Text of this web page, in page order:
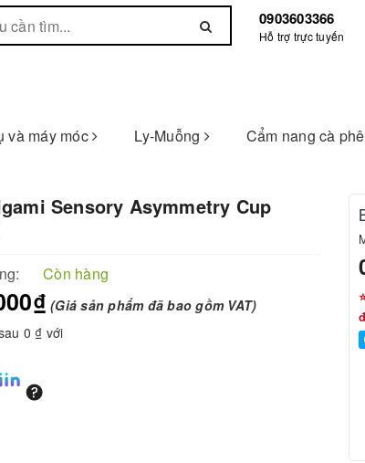
0903603366
Hỗ trợ trực tuyến
và máy móc Ly-Muỗng Cẩm nang cà phê
Sensory Asymmetry Cup
Còn hàng
(Giá sản phẩm đã bao gồm VAT)
0 ₫ với